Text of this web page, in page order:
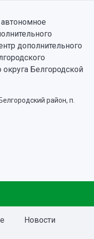
дополнительного
Белгородской
район, п.
Новости